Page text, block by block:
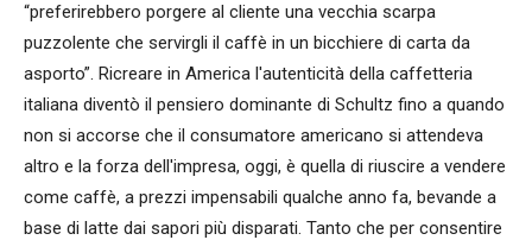
“preferirebbero porgere al cliente una vecchia scarpa
puzzolente che servirgli il caffè in un bicchiere di carta da
asporto”. Ricreare in America l'autenticità della caffetteria
italiana diventò il pensiero dominante di Schultz fino a quando
non si accorse che il consumatore americano si attendeva
altro e la forza dell'impresa, oggi, è quella di riuscire a vendere
come caffè, a prezzi impensabili qualche anno fa, bevande a
base di latte dai sapori più disparati. Tanto che per consentire